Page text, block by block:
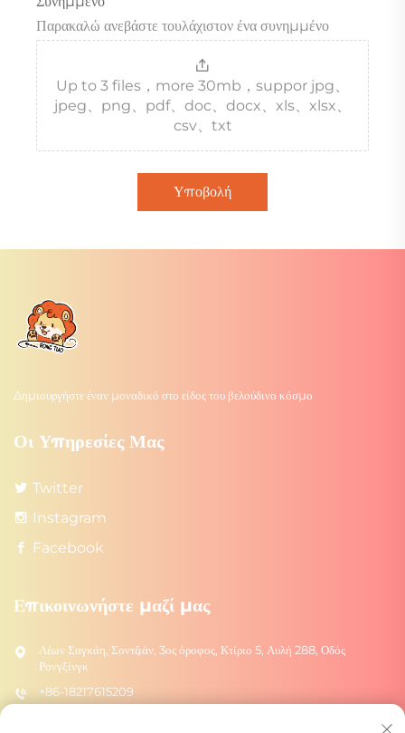
Παρακαλώ ανεβάστε τουλάχιστον ένα συνημμένο
Up to 3 files，more 30mb，suppor jpg、
jpeg、png、pdf、doc、docx、xls、xlsx、
csv、txt
Υποβολή
Δημιουργήστε έναν μοναδικό στο είδος του βελούδινο κόσμο
Οι Υπηρεσίες Μας
Twitter
Instagram
Facebook
Επικοινωνήστε μαζί μας
Λέων Σαγκάη, Σοντζιάν, 3ος όροφος, Κτίριο 5, Αυλή 288, Οδός
Ρονγξίνγκ
+86-18217615209